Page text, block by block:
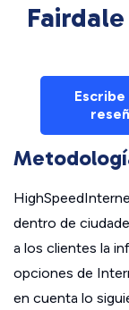
Fairdale
Escribe
dentro de
a los clientes la
opciones de
en cuenta lo